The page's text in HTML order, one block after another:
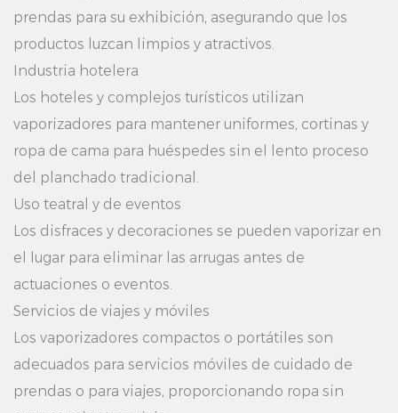
prendas para su exhibición, asegurando que los
productos luzcan limpios y atractivos.
Industria hotelera
Los hoteles y complejos turísticos utilizan
vaporizadores para mantener uniformes, cortinas y
ropa de cama para huéspedes sin el lento proceso
del planchado tradicional.
Uso teatral y de eventos
Los disfraces y decoraciones se pueden vaporizar en
el lugar para eliminar las arrugas antes de
actuaciones o eventos.
Servicios de viajes y móviles
Los vaporizadores compactos o portátiles son
adecuados para servicios móviles de cuidado de
prendas o para viajes, proporcionando ropa sin